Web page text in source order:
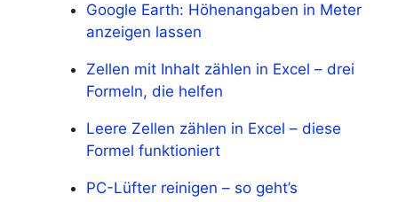
Google Earth: Höhenangaben in Meter
anzeigen lassen
Zellen mit Inhalt zählen in Excel – drei
Formeln, die helfen
Leere Zellen zählen in Excel – diese
Formel funktioniert
PC-Lüfter reinigen – so geht’s